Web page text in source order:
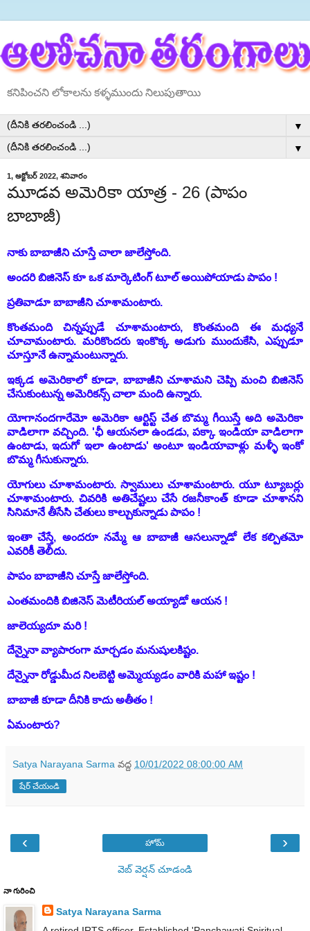
కనిపించని లోకాలను కళ్ళముందు నిలుపుతాయి
▼
▼
1, అక్టోబర్ 2022, శనివారం
మూడవ అమెరికా యాత్ర - 26 (పాపం
బాబాజీ)
నాకు బాబాజీని చూస్తే చాలా జాలేస్తోంది.
అందరి బిజినెస్ కూ ఒక మార్కెటింగ్ టూల్ అయిపోయాడు పాపం !
ప్రతివాడూ బాబాజీని చూశామంటారు.
కొంతమంది చిన్నప్పుడే చూశామంటారు, కొంతమంది ఈ మధ్యనే
చూచామంటారు. మరికొందరు ఇంకొక్క అడుగు ముందుకేసి, ఎప్పుడూ
చూస్తూనే ఉన్నామంటున్నారు.
ఇక్కడ అమెరికాలో కూడా, బాబాజీని చూశామని చెప్పి మంచి బిజినెస్
చేసుకుంటున్న అమెరికన్స్ చాలా మంది ఉన్నారు.
యోగానందగారేమో అమెరికా ఆర్టిస్ట్ చేత బొమ్మ గీయిస్తే అది అమెరికా
వాడిలాగా వచ్చింది. 'ఛీ ఆయనలా ఉండడు, పక్కా ఇండియా వాడిలాగా
ఉంటాడు, ఇదుగో ఇలా ఉంటాడు' అంటూ ఇండియావాళ్లు మళ్ళీ ఇంకో
బొమ్మ గీసుకున్నారు.
యోగులు చూశామంటారు. స్వాములు చూశామంటారు. యూ ట్యూబర్లు
చూశామంటారు. చివరికి అతిచేష్టలు చేసే రజనీకాంత్ కూడా చూశానని
సినిమానే తీసేసి చేతులు కాల్చుకున్నాడు పాపం !
ఇంతా చేస్తే, అందరూ నమ్మే ఆ బాబాజీ ఆసలున్నాడో లేక కల్పితమో
ఎవరికీ తెలీదు.
పాపం బాబాజీని చూస్తే జాలేస్తోంది.
ఎంతమందికి బిజినెస్ మెటీరియల్ అయ్యాడో ఆయన !
జాలెయ్యదూ మరి !
దేన్నైనా వ్యాపారంగా మార్చడం మనుషులకిష్టం.
దేన్నైనా రోడ్డుమీద నిలబెట్టి అమ్మెయ్యడం వారికి మహా ఇష్టం !
బాబాజీ కూడా దీనికి కాదు అతీతం !
ఏమంటారు?
Satya Narayana Sarma వద్ద 10/01/2022 08:00:00 AM
షేర్ చేయండి
‹ ›
హోమ్
వెబ్ వెర్షన్‌ చూడండి
నా గురించి
Satya Narayana Sarma